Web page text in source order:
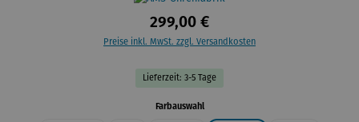
299,00 €
Preise inkl. MwSt. zzgl. Versandkosten
Lieferzeit: 3-5 Tage
Farbauswahlauswählen